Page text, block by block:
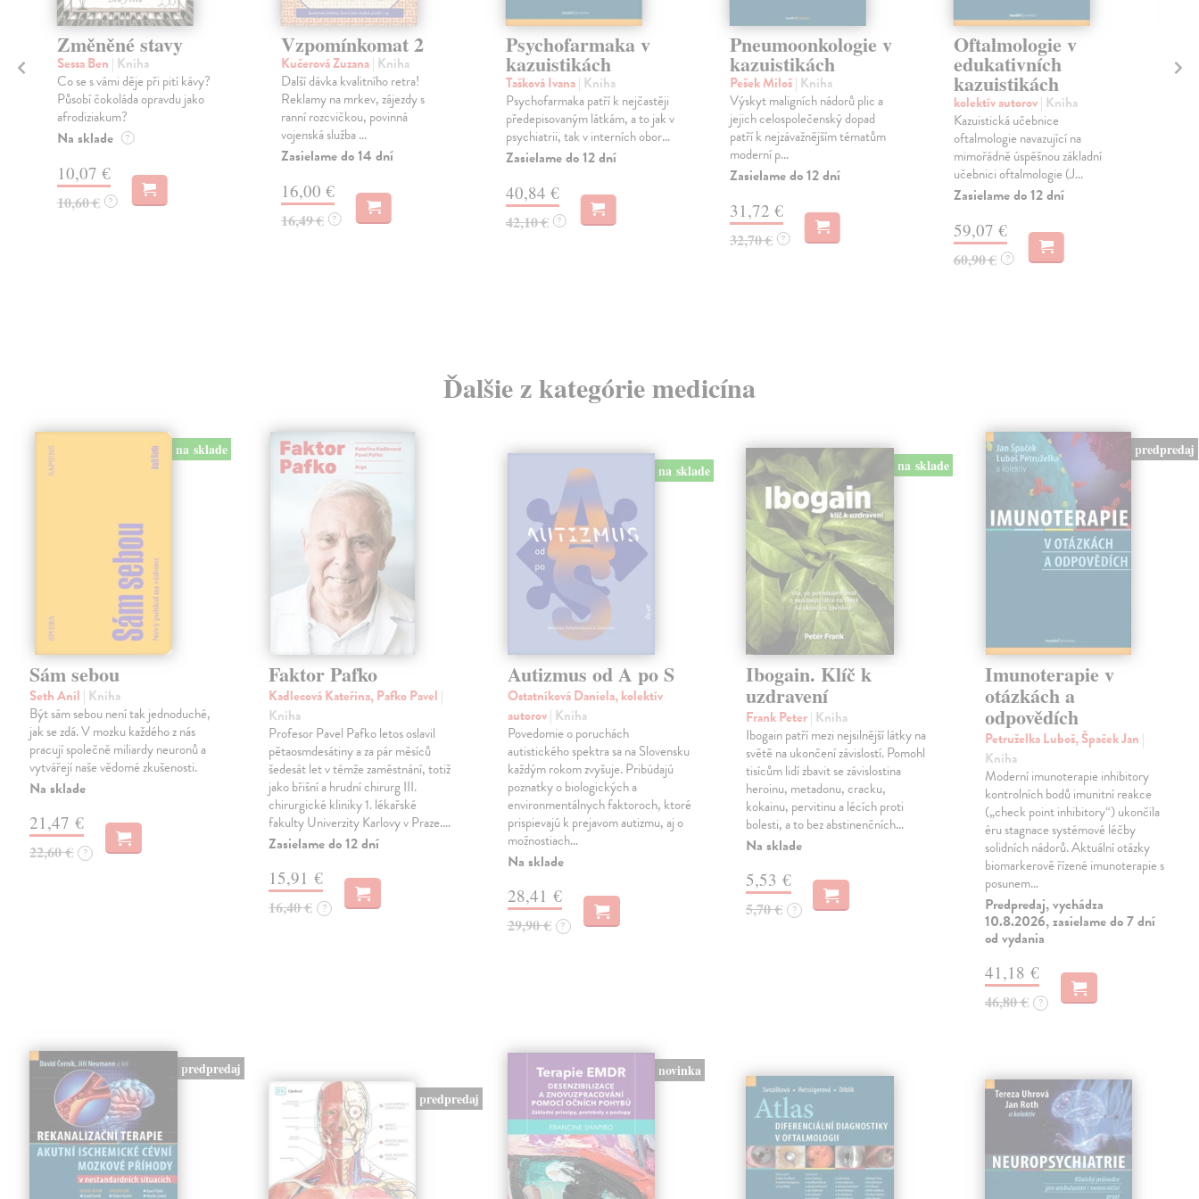
Změněné stavy
Sessa Ben | Kniha
Co se s vámi děje při pití kávy?
Působí čokoláda opravdu jako
afrodiziakum?
Na sklade ?
10,07 €
10,60 € ?
Vzpomínkomat 2
Kučerová Zuzana| Kniha
Další dávka kvalitního retra!
Reklamy na mrkev, zájezdy s
ranní rozcvičkou, povinná
vojenská služba ...
Zasielame do 14 dní
16,00 €
16,49 € ?
Psychofarmaka v
kazuistikách
Tašková Ivana| Kniha
Psychofarmaka patří k nejčastěji
předepisovaným látkám, a to jak v
psychiatrii, tak v interních obor...
Zasielame do 12 dní
40,84 €
42,10 € ?
Pneumoonkologie v
kazuistikách
Pešek Miloš| Kniha
Výskyt maligních nádorů plic a
jejich celospolečenský dopad
patří k nejzávažnějším tématům
moderní p...
Zasielame do 12 dní
31,72 €
32,70 € ?
Oftalmologie v
edukativních
kazuistikách
kolektív autorov| Kniha
Kazuistická učebnice
oftalmologie navazující na
mimořádně úspěšnou základní
učebnici oftalmologie (J...
Zasielame do 12 dní
59,07 €
60,90 € ?
v
Ďalšie z kategórie medicína
na sklade
Sám sebou
Seth Anil | Kniha
Být sám sebou není tak jednoduché,
jak se zdá. V mozku každého z nás
pracují společně miliardy neuronů a
vytvářejí naše vědomé zkušenosti.
Na sklade
21,47 €
22,60 € ?
Faktor Pafko
Kadlecová Kateřina, Pafko Pavel |
Kniha
Profesor Pavel Pafko letos oslavil
pětaosmdesátiny a za pár měsíců
šedesát let v témže zaměstnání, totiž
jako břišní a hrudní chirurg III.
chirurgické kliniky 1. lékařské
fakulty Univerzity Karlovy v Praze.…
Zasielame do 12 dní
15,91 €
16,40 € ?
na sklade
Autizmus od A po S
Ostatníková Daniela, kolektív
autorov| Kniha
Povedomie o poruchách
autistického spektra sa na Slovensku
každým rokom zvyšuje. Pribúdajú
poznatky o biologických a
environmentálnych faktoroch, ktoré
prispievajú k prejavom autizmu, aj o
možnostiach…
Na sklade
28,41 €
29,90 € ?
na sklade
Ibogain. Klíč k
uzdravení
Frank Peter| Kniha
Ibogain patří mezi nejsilnější látky na
světě na ukončení závislostí. Pomohl
tisícům lidí zbavit se závislostina
heroinu, metadonu, cracku,
kokainu, pervitinu a lécích proti
bolesti, a to bez abstinenčních…
Na sklade
5,53 €
5,70 € ?
predpredaj
Imunoterapie v
otázkách a
odpovědích
Petruželka Luboš, Špaček Jan |
Kniha
Moderní imunoterapie inhibitory
kontrolních bodů imunitní reakce
(„check point inhibitory“) ukončila
éru stagnace systémové léčby
solidních nádorů. Aktuální otázky
biomarkerově řízené imunoterapie s
posunem…
Predpredaj, vychádza
10.8.2026, zasielame do 7 dní
od vydania
41,18 €
46,80 € ?
predpredaj
predpredaj
novinka